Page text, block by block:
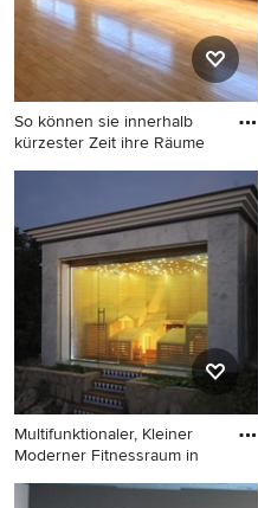
So können sie innerhalb
kürzester Zeit ihre Räume
Kleiner, Multifunktionaler
Mediterraner Fitnessraum mit
weißer Wandfarbe, braunem
Holzboden und braunem
Boden in Sonstige
Multifunktionaler, Kleiner
Moderner Fitnessraum in
Multifunktionaler, Kleiner